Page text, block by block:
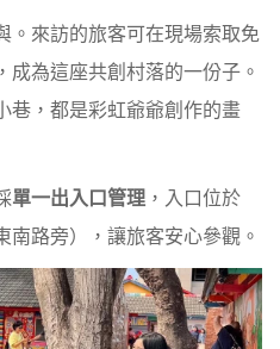
。來訪的旅客可在現場索取免
成為這座共創村落的一份子。
巷，都是彩虹爺爺創作的畫
單一出入口管理 ，入口位於
南路旁），讓旅客安心參觀。